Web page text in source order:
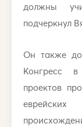
должны
подчеркнул
Он также
Конгресс
проектов